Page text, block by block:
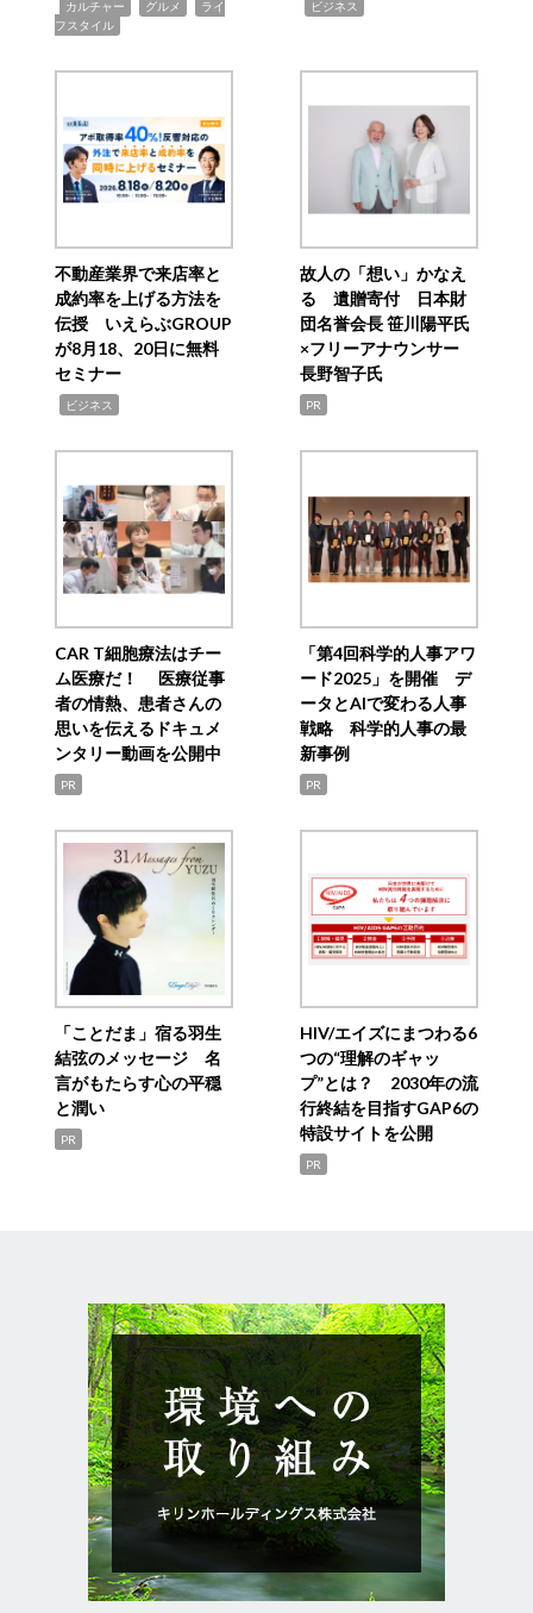
カルチャー グルメ
ライ
フスタイル
ビジネス
不動産業界で来店率と
成約率を上げる方法を
伝授 いえらぶGROUP
が8月18、20日に無料
セミナー
ビジネス
故人の「想い」かなえ
る 遺贈寄付 日本財
団名誉会長 笹川陽平氏
×フリーアナウンサー
長野智子氏
PR
CAR T細胞療法はチー
ム医療だ！ 医療従事
者の情熱、患者さんの
思いを伝えるドキュメ
ンタリー動画を公開中
PR
「第4回科学的人事アワ
ード2025」を開催 デ
ータとAIで変わる人事
戦略 科学的人事の最
新事例
PR
「ことだま」宿る羽生
結弦のメッセージ 名
言がもたらす心の平穏
と潤い
PR
HIV/エイズにまつわる6
つの“理解のギャッ
プ”とは？ 2030年の流
行終結を目指すGAP6の
特設サイトを公開
PR